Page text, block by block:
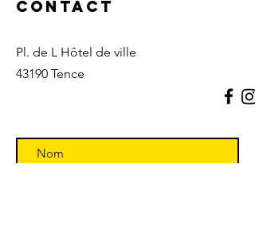
Contact
Pl. de L Hôtel de ville
43190 Tence